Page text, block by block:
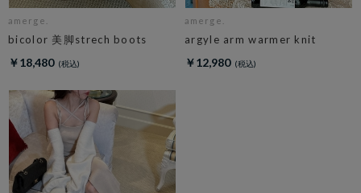
amerge.
bicolor 美脚strech boots
￥18,480
amerge.
argyle arm warmer knit
￥12,980